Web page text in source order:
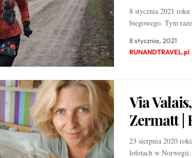
8 stycznia 2021
biegowego. Tym
8 stycznia, 2021
RUNANDTRAVEL.pl
Via
Zermatt |
23 sierpnia 2020
lofotach w